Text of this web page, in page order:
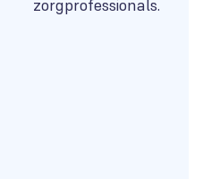
zorgprofessionals.